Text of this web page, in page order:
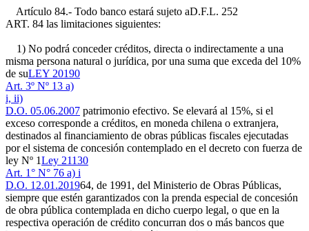
Artículo 84.- Todo banco estará sujeto aD.F.L. 252
ART. 84 las limitaciones siguientes:
1) No podrá conceder créditos, directa o indirectamente a una
misma persona natural o jurídica, por una suma que exceda del 10%
de suLEY 20190
Art. 3º Nº 13 a)
i, ii)
D.O. 05.06.2007 patrimonio efectivo. Se elevará al 15%, si el
exceso corresponde a créditos, en moneda chilena o extranjera,
destinados al financiamiento de obras públicas fiscales ejecutadas
por el sistema de concesión contemplado en el decreto con fuerza de
ley Nº 1Ley 21130
Art. 1° N° 76 a) i
D.O. 12.01.201964, de 1991, del Ministerio de Obras Públicas,
siempre que estén garantizados con la prenda especial de concesión
de obra pública contemplada en dicho cuerpo legal, o que en la
respectiva operación de crédito concurran dos o más bancos que